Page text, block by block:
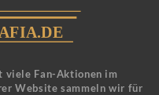
viele Fan-Aktionen im
Website sammeln wir für